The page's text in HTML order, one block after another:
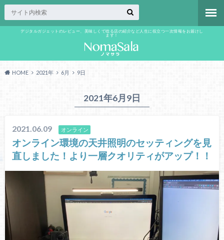
デジタルガジェットのレビュー、美味しくて唸る店の紹介など人生に役立つ一次情報をお届けし
ます！
HOME 2021年 6月 9日
2021年6月9日
2021.06.09 オンライン
オンライン環境の天井照明のセッティングを見
直しました！より一層クオリティがアップ！！